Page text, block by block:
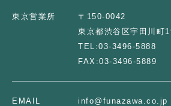
東京営業所
〒150-0042
東京都渋谷区宇田川町
TEL:03-3496-5888
FAX:03-3496-5889
EMAIL info@funazawa.co.jp